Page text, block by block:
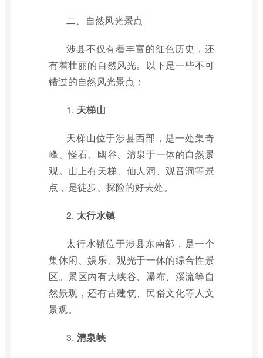
二、自然风光景点
涉县不仅有着丰富的红色历史，还
有着壮丽的自然风光。以下是一些不可
错过的自然风光景点：
1. 天梯山
天梯山位于涉县西部，是一处集奇
峰、怪石、幽谷、清泉于一体的自然景
观。山上有天梯、仙人洞、观音洞等景
点，是徒步、探险的好去处。
2. 太行水镇
太行水镇位于涉县东南部，是一个
集休闲、娱乐、观光于一体的综合性景
区。景区内有大峡谷、瀑布、溪流等自
然景观，还有古建筑、民俗文化等人文
景观。
3. 清泉峡